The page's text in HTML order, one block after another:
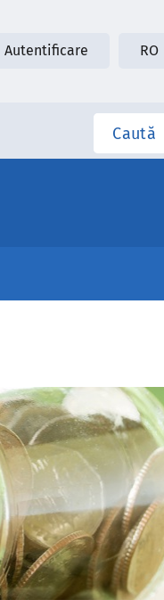
Autentificare RO
Caută